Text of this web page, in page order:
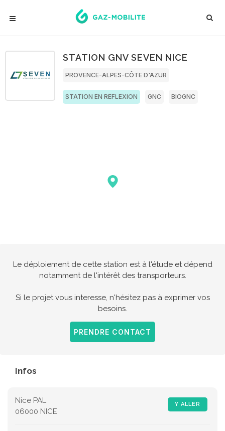
STATION GNV SEVEN NICE
PROVENCE-ALPES-CÔTE D'AZUR
STATION EN REFLEXION GNC BIOGNC
Le déploiement de cette station est à l'étude et dépend
notamment de l'intérêt des transporteurs.
Si le projet vous interesse, n'hésitez pas à exprimer vos
besoins.
PRENDRE CONTACT
Infos
Y ALLER
Nice PAL
06000 NICE